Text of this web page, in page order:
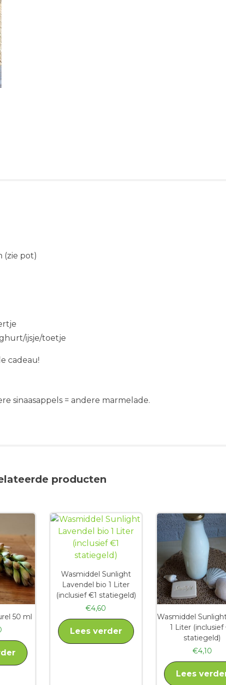
pot)
ijsje/toetje
cadeau!
sinaasappels = andere marmelade.
producten
50 ml
Wasmiddel Sunlight
Lavendel bio 1 Liter
(inclusief €1 statiegeld)
€4,60
Lees verder
Wasmiddel
1 Liter (inclusief
statiegeld)
€4,10
Lees